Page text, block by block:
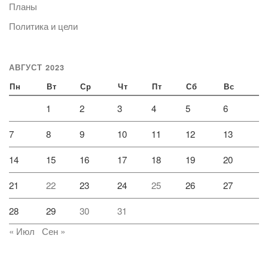
Планы
Политика и цели
АВГУСТ 2023
Пн Вт Ср Чт Пт Сб Вс
1 2 3 4 5 6
7 8 9 10 11 12 13
14 15 16 17 18 19 20
21 22 23 24 25 26 27
28 29 30
31
« Июл
Сен »